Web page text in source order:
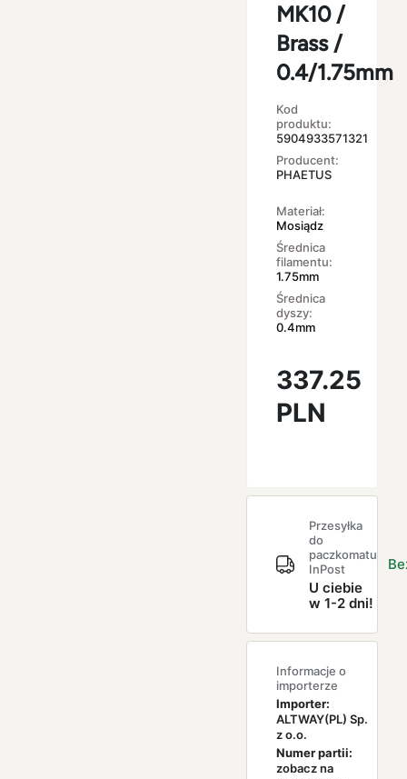
MK10 /
Brass /
0.4/1.75mm
Kod
produktu:
5904933571321
Producent:
PHAETUS
Materiał:
Mosiądz
Średnica
filamentu:
1.75mm
Średnica
dyszy:
0.4mm
337.25
PLN
Przesyłka
do
paczkomatu
InPost
U ciebie
w 1-2 dni!
Informacje o
importerze
Importer:
ALTWAY(PL) Sp.
z o.o.
Numer partii:
zobacz na